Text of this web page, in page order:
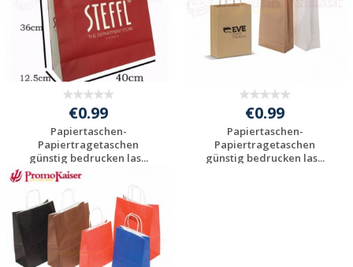
€0.99
Papiertaschen-
Papiertragetaschen
günstig bedrucken las...
Individuelle
Werbeartikel
anfragen
€0.99
Papiertaschen-
Papiertragetaschen
günstig bedrucken las...